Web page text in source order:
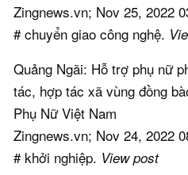
Zingnews.vn; Nov 25, 2022
# chuyển giao công nghệ.
Quảng Ngãi: Hỗ trợ phụ nữ
tác, hợp tác xã vùng đồng
Phụ Nữ Việt Nam
Zingnews.vn; Nov 24, 2022
# khởi nghiệp. View post